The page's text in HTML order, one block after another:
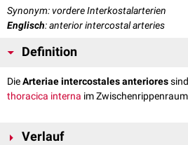
Synonym: vordere Interkostalarterien
Englisch: anterior intercostal arteries
Definition
DieArteriae intercostales anteriores
thoracica interna im
Verlauf